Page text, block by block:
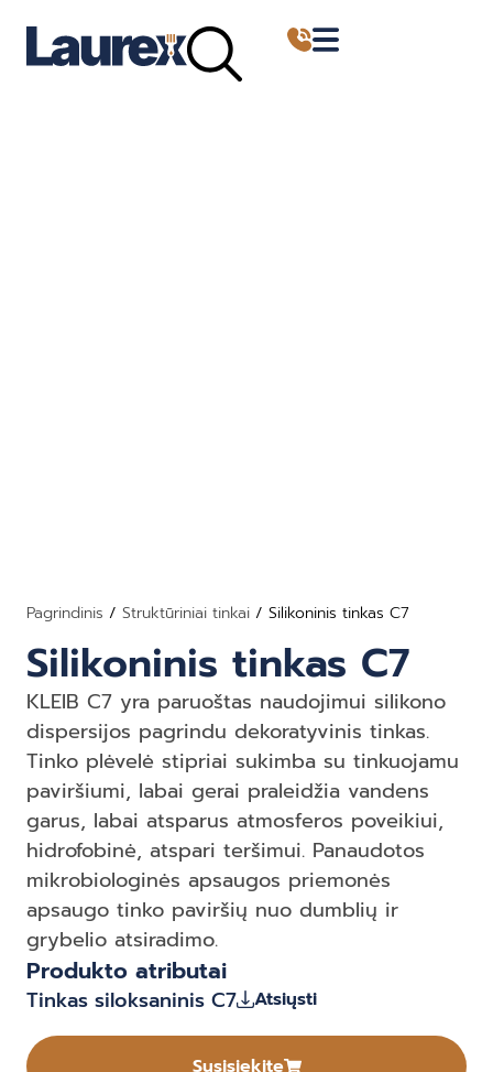
Pagrindinis / Struktūriniai tinkai / Silikoninis tinkas C7
Silikoninis tinkas C7
KLEIB C7 yra paruoštas naudojimui silikono
dispersijos pagrindu dekoratyvinis tinkas.
Tinko plėvelė stipriai sukimba su tinkuojamu
paviršiumi, labai gerai praleidžia vandens
garus, labai atsparus atmosferos poveikiui,
hidrofobinė, atspari teršimui. Panaudotos
mikrobiologinės apsaugos priemonės
apsaugo tinko paviršių nuo dumblių ir
grybelio atsiradimo.
Produkto atributai
Tinkas siloksaninis C7 Atsiųsti